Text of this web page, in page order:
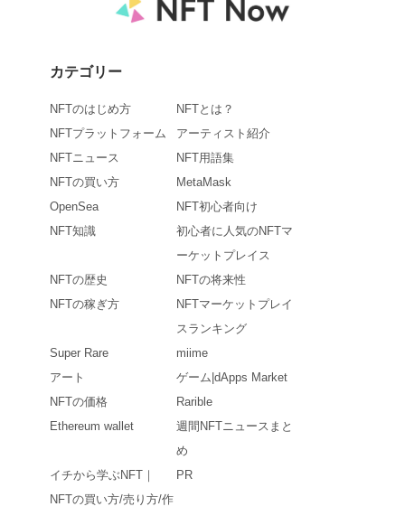
カテゴリー
NFTのはじめ方
NFTとは？
NFTプラットフォーム
アーティスト紹介
NFTニュース
NFT用語集
NFTの買い方
MetaMask
OpenSea
NFT初心者向け
NFT知識
初心者に人気のNFTマ
ーケットプレイス
NFTの歴史
NFTの将来性
NFTの稼ぎ方
NFTマーケットプレイ
スランキング
Super Rare
miime
アート
ゲーム|dApps Market
NFTの価格
Rarible
Ethereum wallet
週間NFTニュースまと
め
イチから学ぶNFT｜
NFTの買い方/売り方/作
PR